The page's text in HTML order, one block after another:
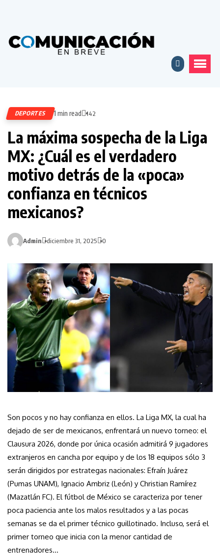
DEPORTES 1 min read 142
La máxima sospecha de la Liga
MX: ¿Cuál es el verdadero
motivo detrás de la «poca»
confianza en técnicos
mexicanos?
Admin diciembre 31, 2025 0
Son pocos y no hay confianza en ellos. La Liga MX, la cual ha
dejado de ser de mexicanos, enfrentará un nuevo torneo: el
Clausura 2026, donde por única ocasión admitirá 9 jugadores
extranjeros en cancha por equipo y de los 18 equipos sólo 3
serán dirigidos por estrategas nacionales: Efraín Juárez
(Pumas UNAM), Ignacio Ambriz (León) y Christian Ramírez
(Mazatlán FC). El fútbol de México se caracteriza por tener
poca paciencia ante los malos resultados y a las pocas
semanas se da el primer técnico guillotinado. Incluso, será el
primer torneo que inicia con la menor cantidad de
entrenadores…